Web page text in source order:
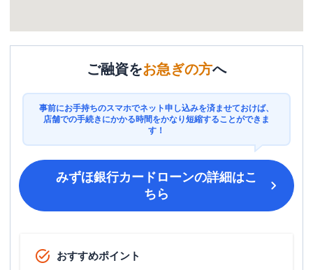
ご融資をお急ぎの方へ
事前にお手持ちのスマホでネット申し込みを済ませておけば、
店舗での手続きにかかる時間をかなり短縮することができま
す！
みずほ銀行カードローンの詳細はこ
ちら
おすすめポイント